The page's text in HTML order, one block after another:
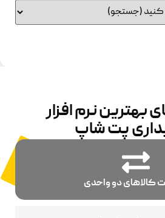
نرم افزار
پت شاپ
کالاهای دو واحدی